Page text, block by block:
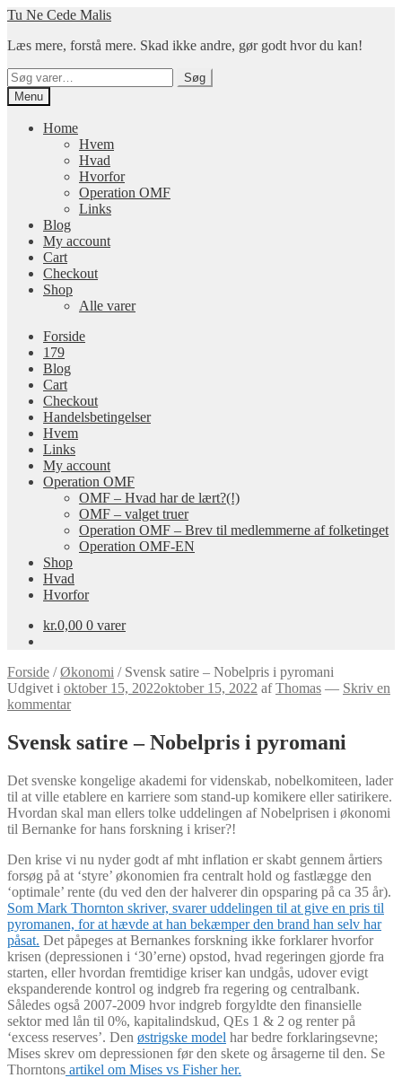
Spring
navigation
Spring
indhold
Tu Ne Cede Malis
Læs mere, forstå mere. Skad ikke andre, gør godt hvor du kan!
Søg
efter:
Søg
Menu
Home
Hvem
Hvad
Hvorfor
Operation OMF
Links
Blog
My account
Cart
Checkout
Shop
Alle varer
Forside
179
Blog
Cart
Checkout
Handelsbetingelser
Hvem
Links
My account
Operation OMF
OMF – Hvad har de lært?(!)
OMF – valget truer
Operation OMF – Brev til medlemmerne af folketinget
Operation OMF-EN
Shop
Hvad
Hvorfor
kr.0,00 0 varer
Forside /Økonomi / Svensk satire – Nobelpris i pyromani
Udgivet i oktober 15, 2022oktober 15, 2022 afThomas — Skriv en
kommentar
Svensk satire – Nobelpris i pyromani
Det svenske kongelige akademi for videnskab, nobelkomiteen, lader
til at ville etablere en karriere som stand-up komikere eller satirikere.
Hvordan skal man ellers tolke uddelingen af Nobelprisen i økonomi
til Bernanke for hans forskning i kriser?!
Den krise vi nu nyder godt af mht inflation er skabt gennem årtiers
forsøg på at ‘styre’ økonomien fra centralt hold og fastlægge den
‘optimale’ rente (du ved den der halverer din opsparing på ca 35 år).
Som Mark Thornton skriver, svarer uddelingen til at give en pris til
pyromanen, for at hævde at han bekæmper den brand han selv har
påsat. Det påpeges at Bernankes forskning ikke forklarer hvorfor
krisen (depressionen i ‘30’erne) opstod, hvad regeringen gjorde fra
starten, eller hvordan fremtidige kriser kan undgås, udover evigt
ekspanderende kontrol og indgreb fra regering og centralbank.
Således også 2007-2009 hvor indgreb forgyldte den finansielle
sektor med lån til 0%, kapitalindskud, QEs 1 & 2 og renter på
‘excess reserves’. Den østrigske model har bedre forklaringsevne;
Mises skrev om depressionen før den skete og årsagerne til den. Se
Thorntons artikel om Mises vs Fisher her.